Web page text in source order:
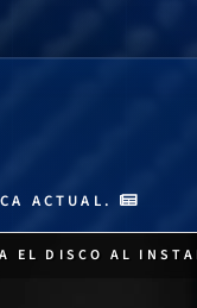
ACTUAL.
EL DISCO AL